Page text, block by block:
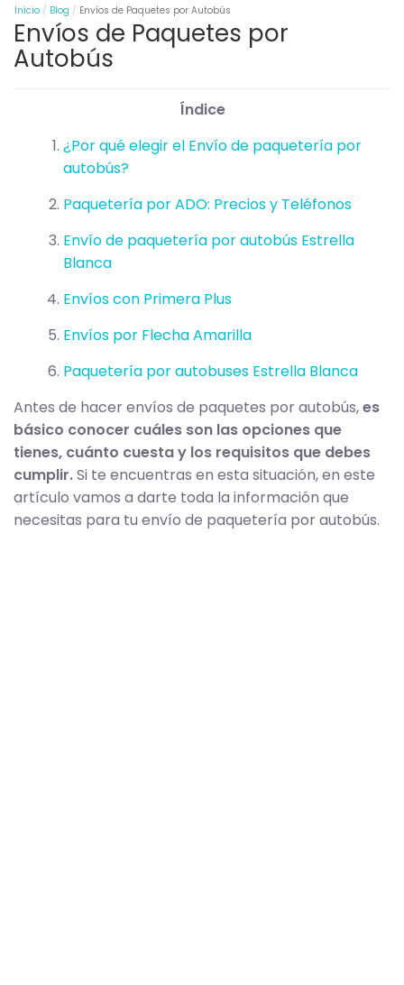
Inicio Blog Envíos de Paquetes por Autobús
Envíos de Paquetes por
Autobús
Índice
¿Por qué elegir el Envío de paquetería por
autobús?
Paquetería por ADO: Precios y Teléfonos
Envío de paquetería por autobús Estrella
Blanca
Envíos con Primera Plus
Envíos por Flecha Amarilla
Paquetería por autobuses Estrella Blanca
Antes de hacer envíos de paquetes por autobús,es
básico conocer cuáles son las opciones que
tienes, cuánto cuesta y los requisitos que debes
cumplir.Si te encuentras en esta situación, en este
artículo vamos a darte toda la información que
necesitas para tu envío de paquetería por autobús.